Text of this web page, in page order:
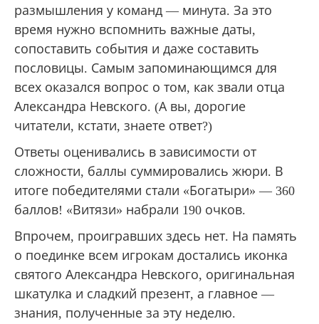
размышления у команд — минута. За это
время нужно вспомнить важные даты,
сопоставить события и даже составить
пословицы. Самым запоминающимся для
всех оказался вопрос о том, как звали отца
Александра Невского. (А вы, дорогие
читатели, кстати, знаете ответ?)
Ответы оценивались в зависимости от
сложности, баллы суммировались жюри. В
итоге победителями стали «Богатыри» — 360
баллов! «Витязи» набрали 190 очков.
Впрочем, проигравших здесь нет. На память
о поединке всем игрокам достались иконка
святого Александра Невского, оригинальная
шкатулка и сладкий презент, а главное —
знания, полученные за эту неделю.